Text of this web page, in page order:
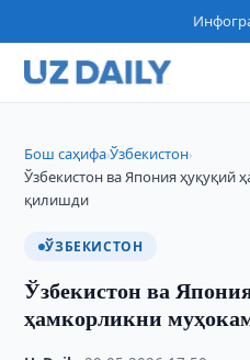
Бош саҳифа›Ўзбекистон›
Ўзбекистон ва Япония ҳуқуқий
қилишди
ЎЗБЕКИСТОН
Ўзбекистон ва
ҳамкорликни